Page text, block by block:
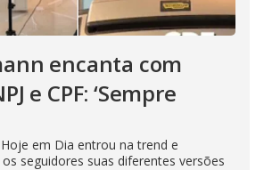
encanta com
e CPF: ‘Sempre
em Dia entrou na trend e
seguidores suas diferentes versões